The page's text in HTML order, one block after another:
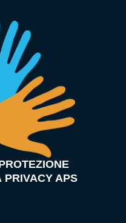
PRIVACY APS